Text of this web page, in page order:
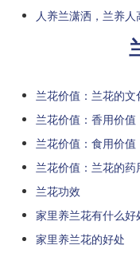
人养兰潇洒，兰养
兰花价值：兰花的文
兰花价值：香用价值
兰花价值：食用价值
兰花价值：兰花的药
兰花功效
家里养兰花有什么好
家里养兰花的好处